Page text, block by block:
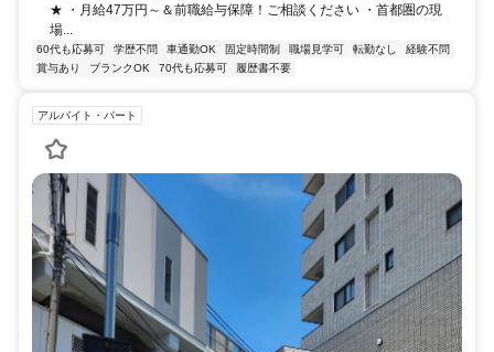
★ ・月給47万円～＆前職給与保障！ご相談ください ・首都圏の現
場...
60代も応募可 学歴不問 車通勤OK 固定時間制 職場見学可 転勤なし
経験不問
賞与あり
ブランクOK 70代も応募可 履歴書不要
アルバイト・パート